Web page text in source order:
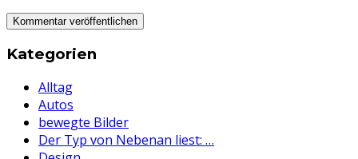
Kategorien
Alltag
Autos
bewegte Bilder
Der Typ von Nebenan liest: …